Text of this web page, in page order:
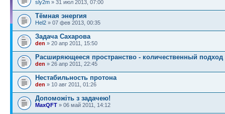
sly2m » 31 июл 2013, 07:00
Тёмная энергия
Hel2 » 07 фев 2013, 00:35
Задача Сахарова
den » 20 апр 2011, 15:50
Расширяющееся пространство - количественный подход
den » 26 апр 2011, 22:45
Нестабильность протона
den » 10 авг 2011, 01:26
Допоможіть з задачею!
MaxQFT » 06 май 2011, 14:12